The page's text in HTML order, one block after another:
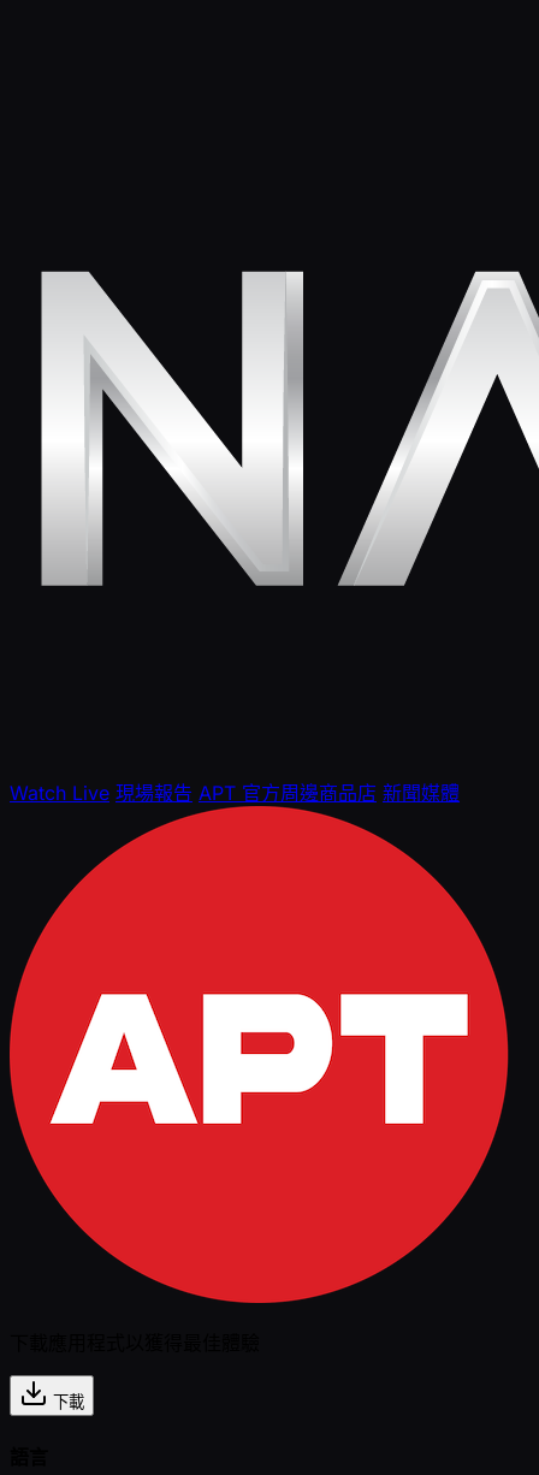
Watch Live 現場報告 APT 官方周邊商品店 新聞媒體
下載